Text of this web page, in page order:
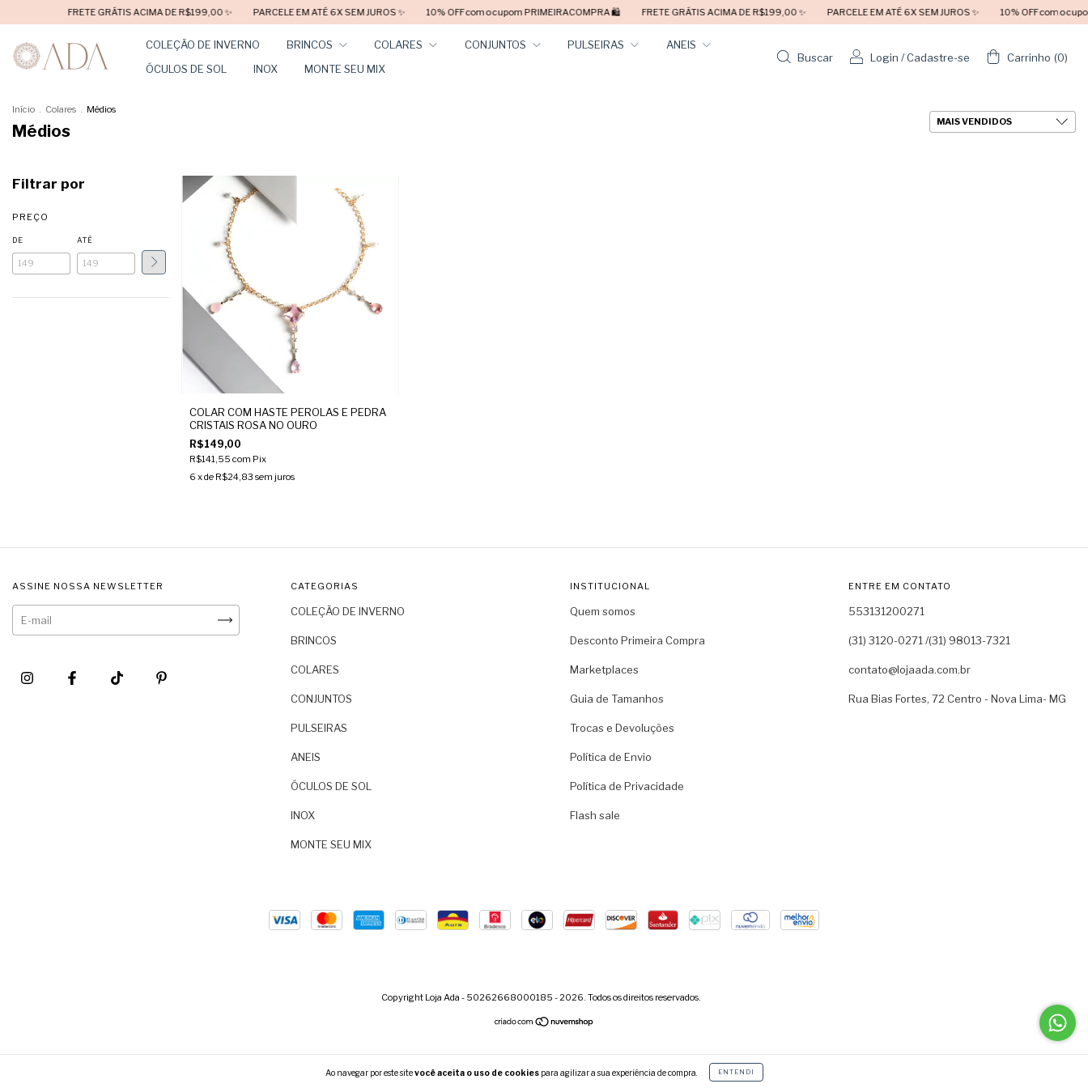
FRETE GRÁTIS ACIMA DE R$199,00 ✨ PARCELE EM ATÉ 6X SEM JUROS ✨ 10% OFF com o cupom PRIMEIRACOMPRA 🛍️ FRETE GRÁTIS ACIMA DE R$199,00 ✨ PARCELE EM ATÉ 6X SEM JUROS ✨ 10% OFF com o cupom
COLEÇÃO DE INVERNO BRINCOS COLARES CONJUNTOS PULSEIRAS
ANEIS
ÓCULOS DE SOL
INOX MONTE SEU MIX
Buscar Login /Cadastre-se Carrinho (0)
Ao navegar por este sitevocê aceita o uso de cookiespara agilizar a sua experiência de compra. ENTENDI
Início . Colares . Médios
Médios
Filtrar por
PREÇO
DE ATÉ
COLAR COM HASTE PEROLAS E PEDRA
CRISTAIS ROSA NO OURO
R$149,00
R$141,55 com Pix
6 x de R$24,83 sem juros
ASSINE NOSSA NEWSLETTER CATEGORIAS
COLEÇÃO DE INVERNO
BRINCOS
COLARES
CONJUNTOS
PULSEIRAS
ANEIS
ÓCULOS DE SOL
INOX
MONTE SEU MIX
INSTITUCIONAL
Quem somos
Desconto Primeira Compra
Marketplaces
Guia de Tamanhos
Trocas e Devoluções
Política de Envio
Política de Privacidade
Flash sale
ENTRE EM CONTATO
553131200271
(31) 3120-0271 /(31) 98013-7321
contato@lojaada.com.br
Rua Bias Fortes, 72 Centro - Nova Lima- MG
Copyright Loja Ada - 50262668000185 - 2026. Todos os direitos reservados.